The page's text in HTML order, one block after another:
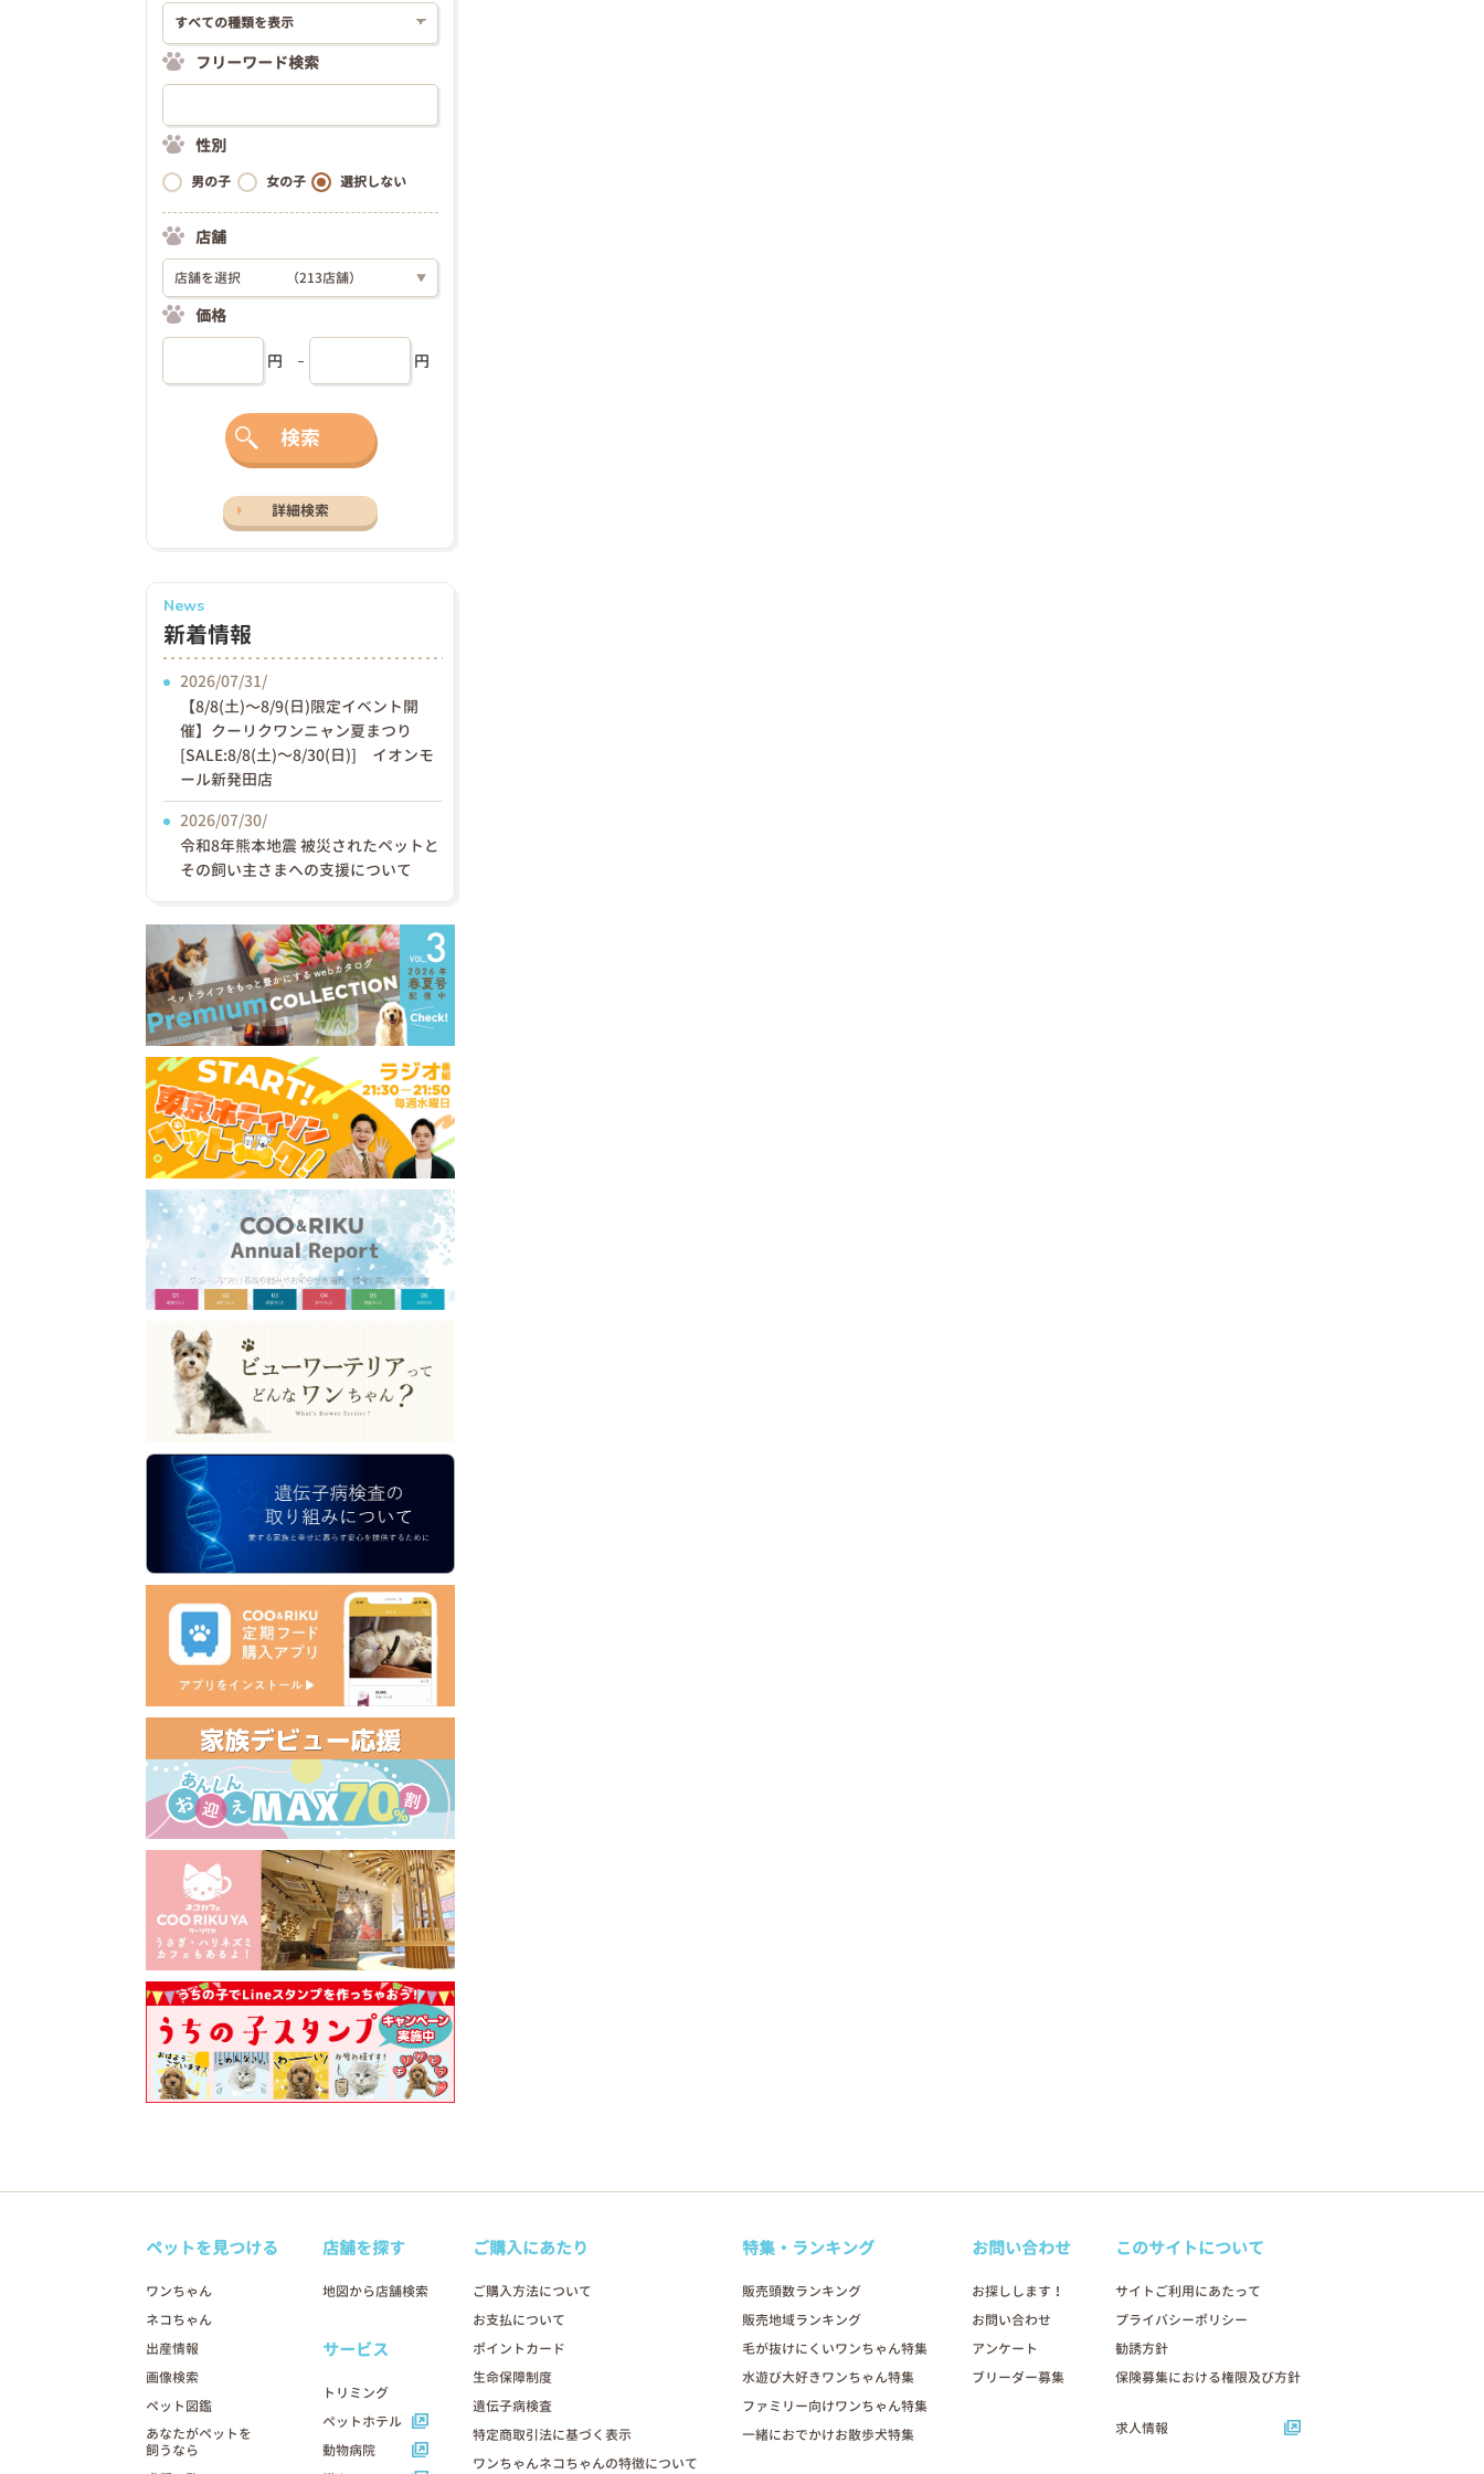
フリーワード検索
性別
男の子 女の子 選択しない
店舗
店舗を選択 （213店舗） ▼
価格
円 円
検索
詳細検索
News
新着情報
2026/07/31/
【8/8(土)〜8/9(日)限定イベント開
催】クーリクワンニャン夏まつり
[SALE:8/8(土)～8/30(日)] イオンモ
ール新発田店
2026/07/30/
令和8年熊本地震 被災されたペットと
その飼い主さまへの支援について
ペットを見つける
ワンちゃん
ネコちゃん
出産情報
画像検索
ペット図鑑
あなたがペットを
飼うなら
店舗を探す
地図から店舗検索
サービス
トリミング
ペットホテル
動物病院
ご購入にあたり
ご購入方法について
お支払について
ポイントカード
生命保障制度
遺伝子病検査
特定商取引法に基づく表示
ワンちゃんネコちゃんの特徴について
特集・ランキング
販売頭数ランキング
販売地域ランキング
毛が抜けにくいワンちゃん特集
水遊び大好きワンちゃん特集
ファミリー向けワンちゃん特集
一緒におでかけお散歩犬特集
お問い合わせ
お探しします！
お問い合わせ
アンケート
ブリーダー募集
このサイトについて
サイトご利用にあたって
プライバシーポリシー
勧誘方針
保険募集における権限及び方針
求人情報